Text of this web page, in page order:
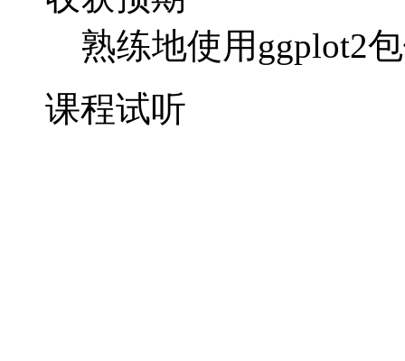
适合已经学习《数
等能力）的朋友进
可安装ggplot2而无